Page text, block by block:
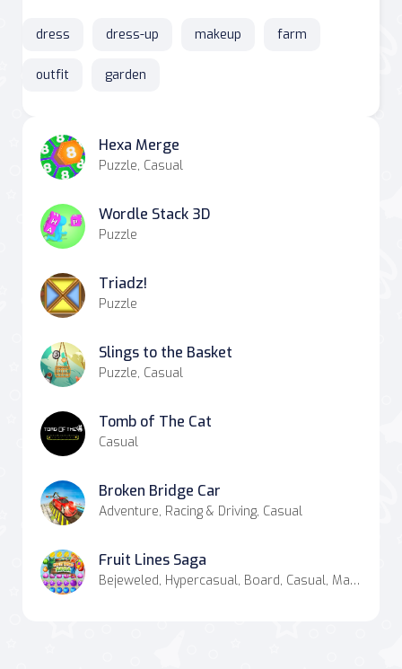
dress dress-up makeup farm
outfit garden
Hexa Merge
Puzzle, Casual
Wordle Stack 3D
Puzzle
Triadz!
Puzzle
Slings to the Basket
Puzzle, Casual
Tomb of The Cat
Casual
Broken Bridge Car
Adventure, Racing & Driving, Casual
Fruit Lines Saga
Bejeweled, Hypercasual, Board, Casual, Match-3